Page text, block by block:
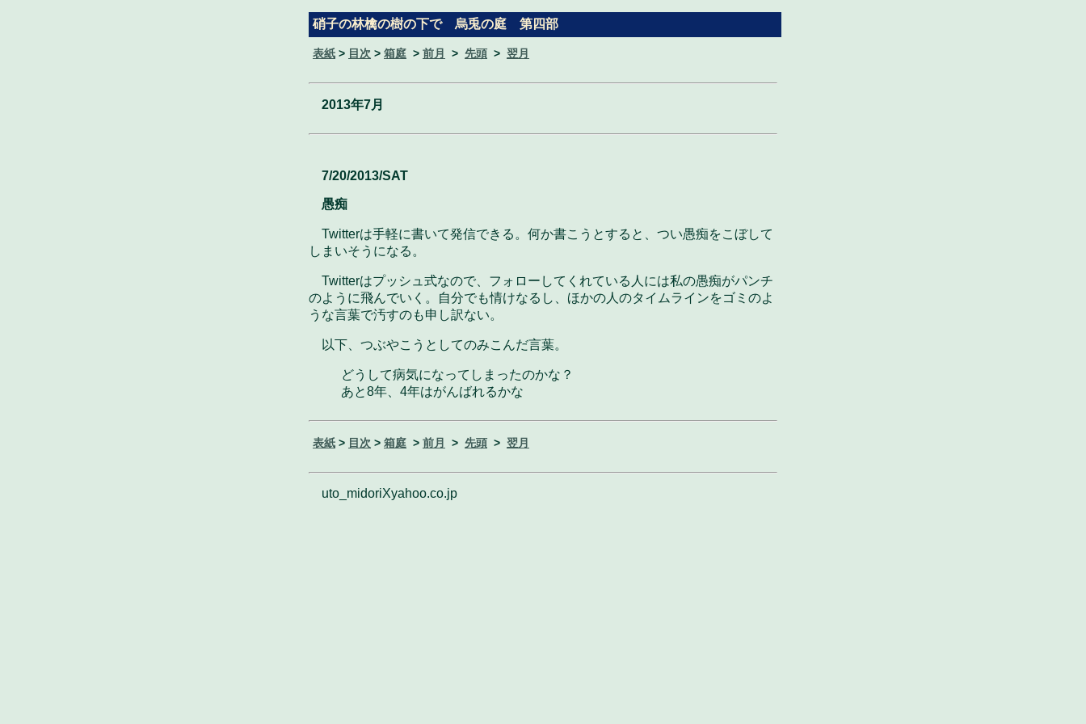
硝子の林檎の樹の下で 烏兎の庭 第四部
表紙 > 目次 > 箱庭 > 前月 > 先頭 > 翌月
2013年7月
7/20/2013/SAT
愚痴
Twitterは手軽に書いて発信できる。何か書こうとすると、つい愚痴をこぼして
しまいそうになる。
Twitterはプッシュ式なので、フォローしてくれている人には私の愚痴がパンチ
のように飛んでいく。自分でも情けなるし、ほかの人のタイムラインをゴミのよ
うな言葉で汚すのも申し訳ない。
以下、つぶやこうとしてのみこんだ言葉。
どうして病気になってしまったのかな？
あと8年、4年はがんばれるかな
表紙 > 目次 > 箱庭 > 前月 > 先頭 > 翌月
uto_midoriXyahoo.co.jp